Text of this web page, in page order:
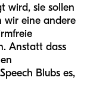
wird, sie sollen
wir eine andere
Anstatt dass
Blubs es,